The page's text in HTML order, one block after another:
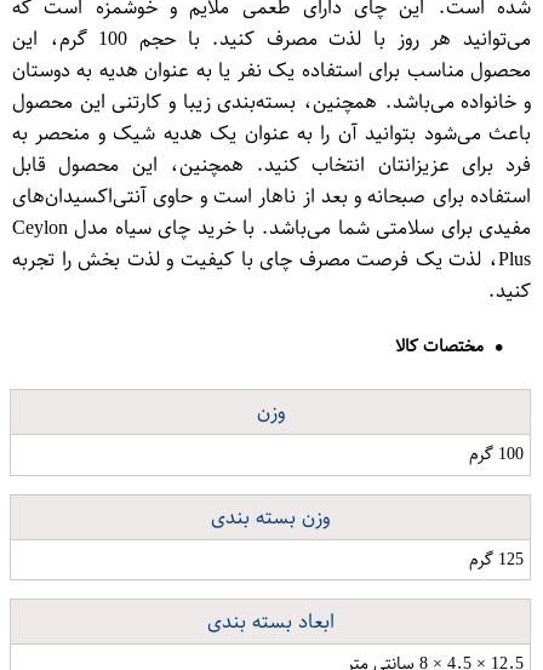
شده است. این چای دارای طعمی ملایم و خوشمزه است که
می‌توانید هر روز با لذت مصرف کنید. با حجم 100 گرم، این
محصول مناسب برای استفاده یک نفر یا به عنوان هدیه به دوستان
و خانواده می‌باشد. همچنین، بسته‌بندی زیبا و کارتنی این محصول
باعث می‌شود بتوانید آن را به عنوان یک هدیه شیک و منحصر به
فرد برای عزیزانتان انتخاب کنید. همچنین، این محصول قابل
استفاده برای صبحانه و بعد از ناهار است و حاوی آنتی‌اکسیدان‌های
مفیدی برای سلامتی شما می‌باشد. با خرید چای سیاه مدل Ceylon
Plus، لذت یک فرصت مصرف چای با کیفیت و لذت بخش را تجربه
کنید.
مختصات کالا
وزن
100 گرم
وزن بسته بندی
125 گرم
ابعاد بسته بندی
12.5 × 4.5 × 8 سانتی متر